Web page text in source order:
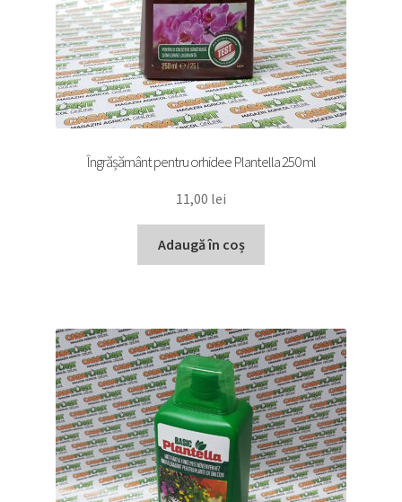
Îngrășământ pentru orhidee Plantella 250 ml
11,00 lei
Adaugă în coș